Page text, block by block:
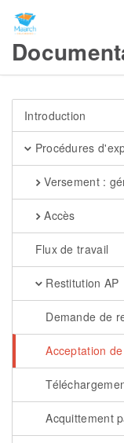
Introduction
Procédures
Versement :
Accès
Flux de travail
Restitution AP
Demande de
Acceptation
Acquittement